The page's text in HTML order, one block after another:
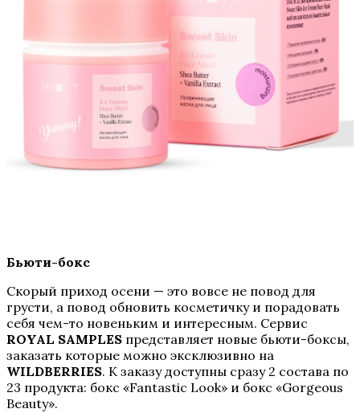
Бьюти-бокс
Скорый приход осени — это вовсе не повод для
грусти, а повод обновить косметичку и порадовать
себя чем-то новеньким и интересным. Сервис
ROYAL SAMPLES представляет новые бьюти-боксы,
заказать которые можно эксклюзивно на
WILDBERRIES. К заказу доступны сразу 2 состава по
23 продукта: бокс «Fantastic Look» и бокс «Gorgeous
Beauty».